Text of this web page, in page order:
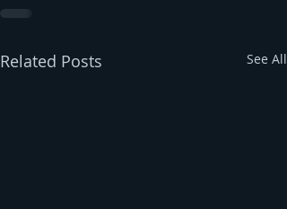
Related Posts See All